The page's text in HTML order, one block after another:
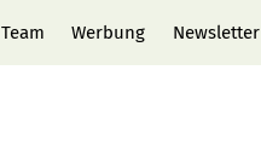
Team Werbung Newsletter